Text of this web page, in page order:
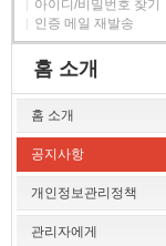
아이디/비밀번호 찾기
인증 메일 재발송
홈 소개
홈 소개
공지사항
개인정보관리정책
관리자에게